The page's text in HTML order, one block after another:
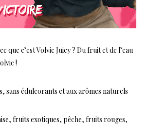
que c’est Volvic Juicy ? Du fruit et de l’eau
!
sans édulcorants et aux arômes naturels
fruits exotiques, pêche, fruits rouges,